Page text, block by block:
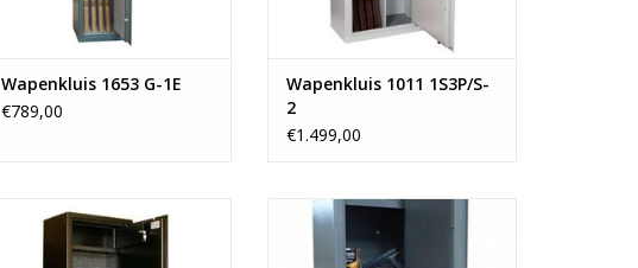
Wapenkluis 1653 G-1E
€789,00
Wapenkluis 1011 1S3P/S-
2
€1.499,00
- 175x60cm
- Ruimte voor 8 geweren
- 1 binnenkluis
- handvuurwapens- munitie
- ruime binnenkluis
- verstelbare legborden